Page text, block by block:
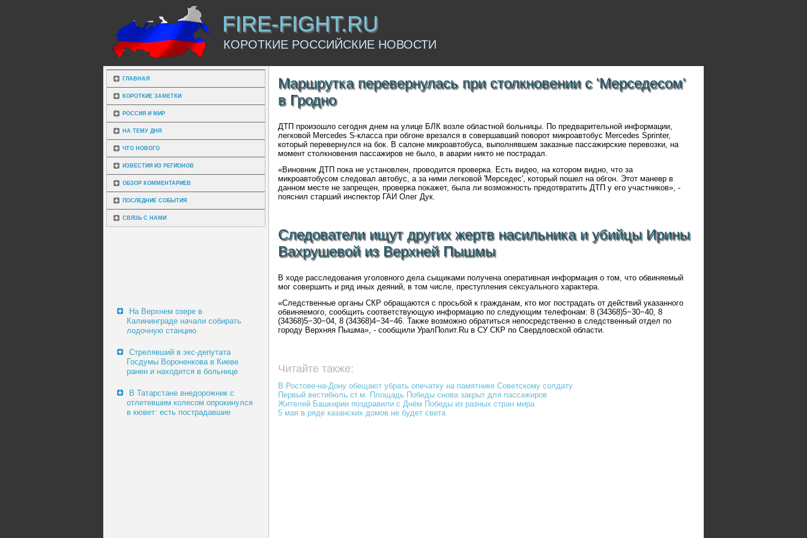
FIRE-FIGHT.RU
КОРОТКИЕ РОССИЙСКИЕ НОВОСТИ
ГЛАВНАЯ
КОРОТКИЕ ЗАМЕТКИ
РОССИЯ И МИР
НА ТЕМУ ДНЯ
ЧТО НОВОГО
ИЗВЕСТИЯ ИЗ РЕГИОНОВ
ОБЗОР КОММЕНТАРИЕВ
ПОСЛЕДНИЕ СОБЫТИЯ
СВЯЗЬ С НАМИ
На Верхнем озере в
Калининграде начали собирать
лодочную станцию
Стрелявший в экс-депутата
Госдумы Вороненкова в Киеве
ранен и находится в больнице
В Татарстане внедорожник с
отлетевшим колесом опрокинулся
в кювет: есть пострадавшие
Маршрутка перевернулась при столкновении с 'Мерседесом'
в Гродно
ДТП произошло сегодня днем на улице БЛК возле областной больницы. По предварительной информации,
легковой Mercedes S-класса при обгоне врезался в совершавший поворот микроавтобус Mercedes Sprinter,
который перевернулся на бок. В салоне микроавтобуса, выполнявшем заказные пассажирские перевозки, на
момент столкновения пассажиров не было, в аварии никто не пострадал.
«Виновник ДТП пока не установлен, проводится проверка. Есть видео, на котором видно, что за
микроавтобусом следовал автобус, а за ними легковой 'Мерседес', который пошел на обгон. Этот маневр в
данном месте не запрещен, проверка покажет, была ли возможность предотвратить ДТП у его участников», -
пояснил старший инспектор ГАИ Олег Дук.
Следователи ищут других жертв насильника и убийцы Ирины
Вахрушевой из Верхней Пышмы
В ходе расследования уголовного дела сыщиками получена оперативная информация о том, что обвиняемый
мог совершить и ряд иных деяний, в том числе, преступления сексуального характера.
«Следственные органы СКР обращаются с просьбой к гражданам, кто мог пострадать от действий указанного
обвиняемого, сообщить соответствующую информацию по следующим телефонам: 8 (34368)5−30−40, 8
(34368)5−30−04, 8 (34368)4−34−46. Также возможно обратиться непосредственно в следственный отдел по
городу Верхняя Пышма», - сообщили УралПолит.Ru в СУ СКР по Свердловской области.
Читайте также:
В Ростове-на-Дону обещают убрать опечатку на памятнике Советскому солдату
Первый вестибюль ст.м. Площадь Победы снова закрыт для пассажиров
Жителей Башкирии поздравили с Днём Победы из разных стран мира
5 мая в ряде казанских домов не будет света